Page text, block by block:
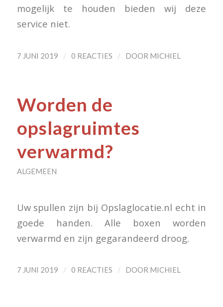
mogelijk te houden bieden wij deze
service niet.
7 JUNI 2019 / 0 REACTIES / DOOR MICHIEL
Worden de
opslagruimtes
verwarmd?
ALGEMEEN
Uw spullen zijn bij Opslaglocatie.nl echt in
goede handen. Alle boxen worden
verwarmd en zijn gegarandeerd droog.
7 JUNI 2019 / 0 REACTIES / DOOR MICHIEL